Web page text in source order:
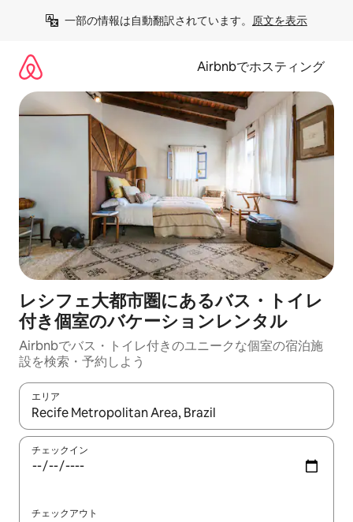
一部の情報は自動翻訳されています。 原文を表示
Airbnbでホスティング
レシフェ大都市圏にあるバス・トイレ
付き個室のバケーションレンタル
Airbnbでバス・トイレ付きのユニークな個室の宿泊施
設を検索・予約しよう
エリア
検索結果が表示されたら、上下の矢印キーを使って移動するか
チェックイン
チェックアウト